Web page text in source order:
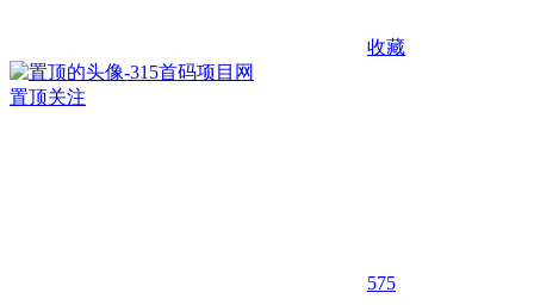
收藏
置顶关注
575